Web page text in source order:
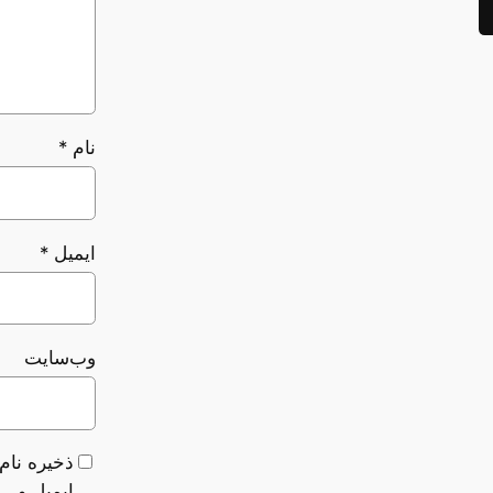
نام *
ایمیل *
وب‌سایت
ذخیره